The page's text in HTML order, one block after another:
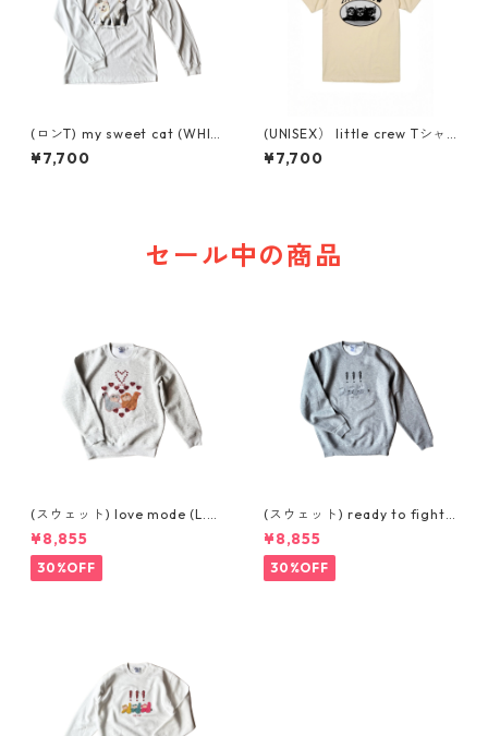
(ロンT) my sweet cat (WHIT
E)
¥7,700
(UNISEX） little crew Tシャ
ツ
¥7,700
セール中の商品
(スウェット) love mode (L.G
REY)
¥8,855
30%OFF
(スウェット) ready to fight
(GREY)
¥8,855
30%OFF